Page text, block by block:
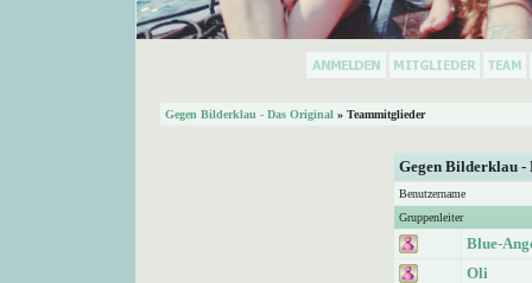
Gegen Bilderklau - Das Original » Teammitglieder
Gegen Bilderklau
Benutzername
Gruppenleiter
Blue-
Oli